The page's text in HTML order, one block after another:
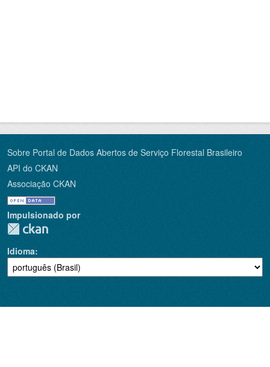
Sobre Portal de Dados Abertos de Serviço Florestal Brasileiro
API do CKAN
Associação CKAN
Impulsionado por
Idioma